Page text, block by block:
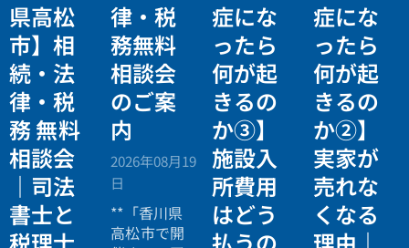
県高松
市】相
続・法
律・税
務 無料
相談会
｜司法
書士と
律・税
務無料
相談会
のご案
内
2026年08月19
日
**「香川県
高松市で開
症にな
ったら
何が起
きるの
か③】
施設入
所費用
はどう
症にな
ったら
何が起
きるの
か②】
実家が
売れな
くなる